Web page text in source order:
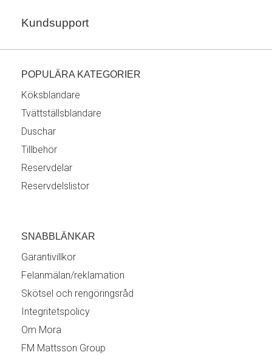
Kundsupport
POPULÄRA KATEGORIER
Köksblandare
Tvättställsblandare
Duschar
Tillbehör
Reservdelar
Reservdelslistor
SNABBLÄNKAR
Garantivillkor
Felanmälan/reklamation
Skötsel och rengöringsråd
Integritetspolicy
Om Mora
FM Mattsson Group